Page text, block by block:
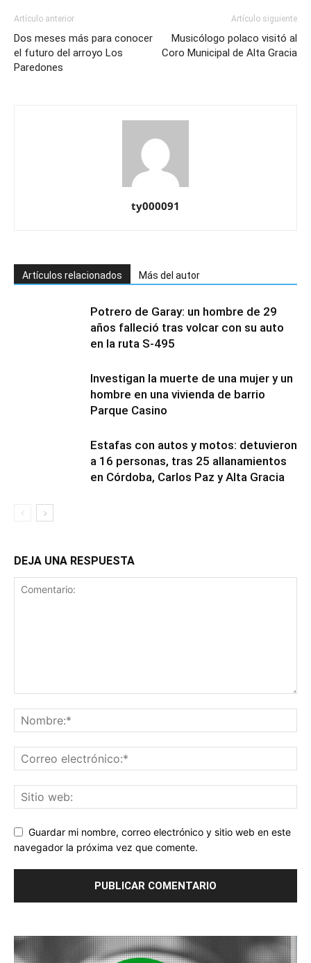
Artículo anterior
Dos meses más para conocer
el futuro del arroyo Los
Paredones
Artículo siguiente
Musicólogo polaco visitó al
Coro Municipal de Alta Gracia
ty000091
Artículos relacionados Más del autor
Potrero de Garay: un hombre de 29
años falleció tras volcar con su auto
en la ruta S-495
Investigan la muerte de una mujer y un
hombre en una vivienda de barrio
Parque Casino
Estafas con autos y motos: detuvieron
a 16 personas, tras 25 allanamientos
en Córdoba, Carlos Paz y Alta Gracia
DEJA UNA RESPUESTA
Guardar mi nombre, correo electrónico y sitio web en este
navegador la próxima vez que comente.